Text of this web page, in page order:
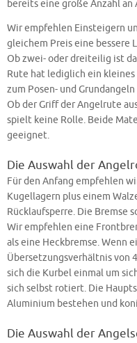
bereits eine große Anzahl
Wir empfehlen Einsteigern
gleichem Preis eine bessere
Ob zwei- oder dreiteilig ist
Rute hat lediglich ein kleines
zum Posen- und
Ob der Griff der Angelrute
spielt keine Rolle. Beide
geeignet.
Die Auswahl der
Für den Anfang empfehlen
Kugellagern plus einem
Rücklaufsperre. Die Bremse
Wir empfehlen eine
als eine Heckbremse. Wenn
Übersetzungsverhältnis von
sich die Kurbel einmal um
sich selbst rotiert. Die
Aluminium bestehen und
Die Auswahl der